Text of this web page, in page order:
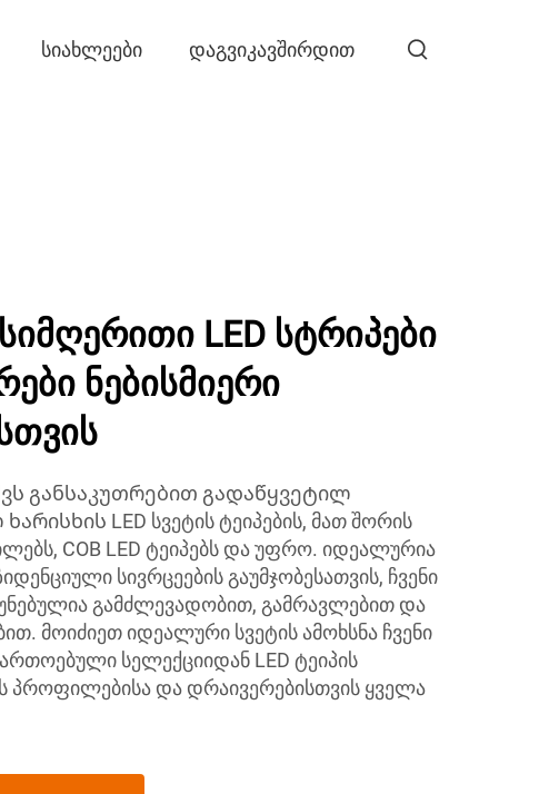
ᲡᲘᲐᲮᲚᲔᲔᲑᲘ ᲓᲐᲒᲕᲘᲙᲐᲕᲨᲘᲠᲓᲘᲗ
LED სტრიპები
ნებისმიერი
განსაკუთრებით გადაწყვეტილ
LED სვეტის ტეიპების, მათ შორის
COB LED ტეიპებს და უფრო. იდეალურია
სივრცეების გაუმჯობესათვის, ჩვენი
გამძლევადობით, გამრავლებით და
მოიძიეთ იდეალური სვეტის ამოხსნა ჩვენი
სელექციიდან LED ტეიპის
პროფილებისა და დრაივერებისთვის ყველა